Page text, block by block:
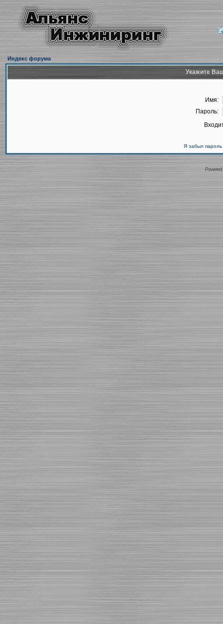
Индекс форума
Укажите
Имя:
Пароль:
Я забыл пароль